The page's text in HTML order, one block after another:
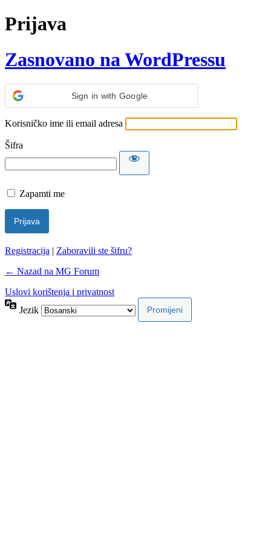
Prijava
Zasnovano na WordPressu
Sign in with Google
Korisničko ime ili email adresa
Šifra
Zapamti me
Registracija | Zaboravili ste šifru?
← Nazad na MG Forum
Uslovi korištenja i privatnost
Jezik